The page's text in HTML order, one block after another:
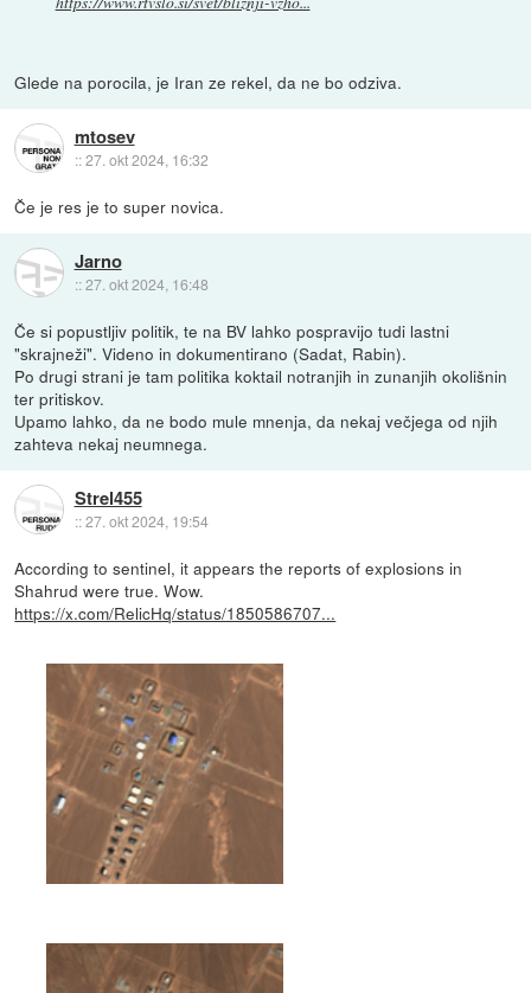
Glede na porocila, je Iran ze rekel, da ne bo odziva.
mtosev
::27. okt 2024, 16:32
Če je res je to super novica.
Jarno
::27. okt 2024, 16:48
Če si popustljiv politik, te na BV lahko pospravijo tudi lastni
"skrajneži". Videno in dokumentirano (Sadat, Rabin).
Po drugi strani je tam politika koktail notranjih in zunanjih okolišnin
ter pritiskov.
Upamo lahko, da ne bodo mule mnenja, da nekaj večjega od njih
zahteva nekaj neumnega.
Strel455
::27. okt 2024, 19:54
According to sentinel, it appears the reports of explosions in
Shahrud were true. Wow.
https://x.com/RelicHq/status/1850586707...